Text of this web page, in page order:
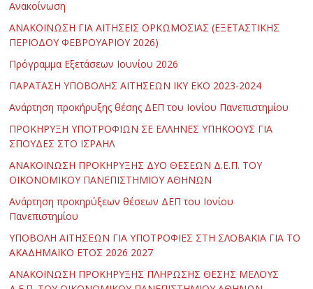
Ανακοίνωση
ΑΝΑΚΟΙΝΩΣΗ ΓΙΑ ΑΙΤΗΣΕΙΣ ΟΡΚΩΜΟΣΙΑΣ (ΕΞΕΤΑΣΤΙΚΗΣ
ΠΕΡΙΟΔΟΥ ΦΕΒΡΟΥΑΡΙΟΥ 2026)
Πρόγραμμα Εξετάσεων Ιουνίου 2026
ΠΑΡΑΤΑΣΗ ΥΠΟΒΟΛΗΣ ΑΙΤΗΣΕΩΝ ΙΚΥ ΕΚΟ 2023-2024
Ανάρτηση προκήρυξης θέσης ΔΕΠ του Ιονίου Πανεπιστημίου
ΠΡΟΚΗΡΥΞΗ ΥΠΟΤΡΟΦΙΩΝ ΣΕ ΕΛΛΗΝΕΣ ΥΠΗΚΟΟΥΣ ΓΙΑ
ΣΠΟΥΔΕΣ ΣΤΟ ΙΣΡΑΗΛ
ΑΝΑΚΟΙΝΩΣΗ ΠΡΟΚΗΡΥΞΗΣ ΔΥΟ ΘΕΣΕΩΝ Δ.Ε.Π. ΤΟΥ
ΟΙΚΟΝΟΜΙΚΟΥ ΠΑΝΕΠΙΣΤΗΜΙΟΥ ΑΘΗΝΩΝ
Ανάρτηση προκηρύξεων θέσεων ΔΕΠ του Ιονίου
Πανεπιστημίου
ΥΠΟΒΟΛΗ ΑΙΤΗΣΕΩΝ ΓΙΑ ΥΠΟΤΡΟΦΙΕΣ ΣΤΗ ΣΛΟΒΑΚΙΑ ΓΙΑ ΤΟ
ΑΚΑΔΗΜΑΪΚΟ ΕΤΟΣ 2026 2027
ΑΝΑΚΟΙΝΩΣΗ ΠΡΟΚΗΡΥΞΗΣ ΠΛΗΡΩΣΗΣ ΘΕΣΗΣ ΜΕΛΟΥΣ